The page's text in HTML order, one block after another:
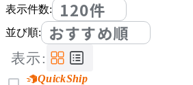
表示件数:
120件
並び順: おすすめ順
表示:
QuickShip